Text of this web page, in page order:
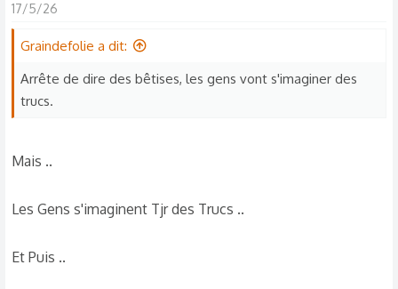
17/5/26
Graindefolie a dit:
Arrête de dire des bêtises, les gens vont s'imaginer des
trucs.
Mais ..
Les Gens s'imaginent Tjr des Trucs ..
Et Puis ..